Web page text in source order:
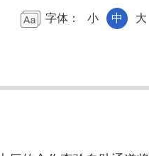
字体： 小 中 大